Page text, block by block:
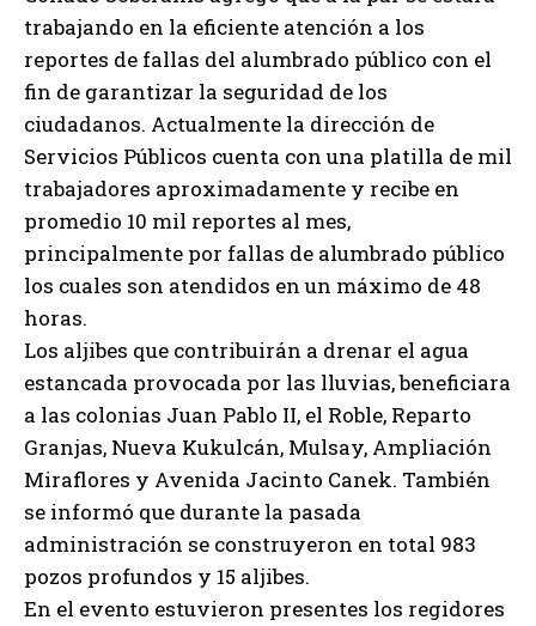
trabajando en la eficiente atención a los
reportes de fallas del alumbrado público con el
fin de garantizar la seguridad de los
ciudadanos. Actualmente la dirección de
Servicios Públicos cuenta con una platilla de mil
trabajadores aproximadamente y recibe en
promedio 10 mil reportes al mes,
principalmente por fallas de alumbrado público
los cuales son atendidos en un máximo de 48
horas.
Los aljibes que contribuirán a drenar el agua
estancada provocada por las lluvias, beneficiara
a las colonias Juan Pablo II, el Roble, Reparto
Granjas, Nueva Kukulcán, Mulsay, Ampliación
Miraflores y Avenida Jacinto Canek. También
se informó que durante la pasada
administración se construyeron en total 983
pozos profundos y 15 aljibes.
En el evento estuvieron presentes los regidores